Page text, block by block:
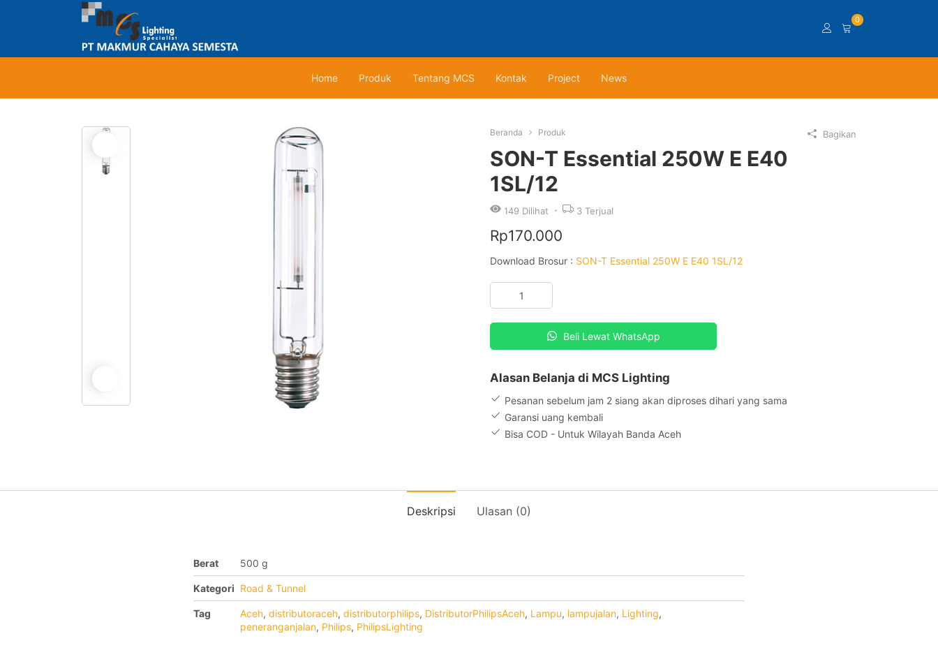
0
Home Produk Tentang MCS Kontak Project News
Beranda Produk
SON-T Essential 250W E E40
1SL/12
149 Dilihat 3 Terjual
Rp170.000
Download Brosur : SON-T Essential 250W E E40 1SL/12
250W
E40
Beli Lewat WhatsApp
Alasan Belanja di MCS Lighting
Pesanan sebelum jam 2 siang akan diproses dihari yang sama
Garansi uang kembali
Bisa COD - Untuk Wilayah Banda Aceh
Bagikan
Deskripsi Ulasan (0)
Berat 500 g
Kategori Road & Tunnel
Tag Aceh, distributoraceh, distributorphilips, DistributorPhilipsAceh, Lampu, lampujalan, Lighting,
peneranganjalan, Philips, PhilipsLighting